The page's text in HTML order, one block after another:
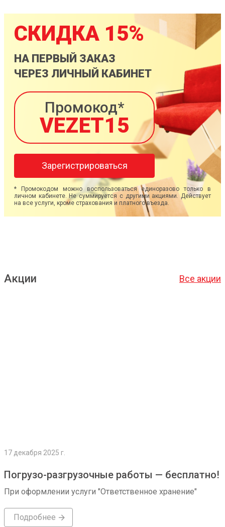
СКИДКА 15%
НА ПЕРВЫЙ ЗАКАЗ
ЧЕРЕЗ ЛИЧНЫЙ КАБИНЕТ
Промокод*
VEZET15
Зарегистрироваться
* Промокодом можно воспользоваться единоразово только в
личном кабинете. Не суммируется с другими акциями. Действует
на все услуги, кроме страхования и платного въезда.
Акции Все акции
17 декабря 2025 г.
Погрузо-разгрузочные работы — бесплатно!
При оформлении услуги "Ответственное хранение"
Подробнее